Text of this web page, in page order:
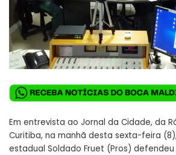
Em entrevista ao Jornal da Cidade, da
Curitiba, na manhã desta sexta-feira
estadual Soldado Fruet (Pros)